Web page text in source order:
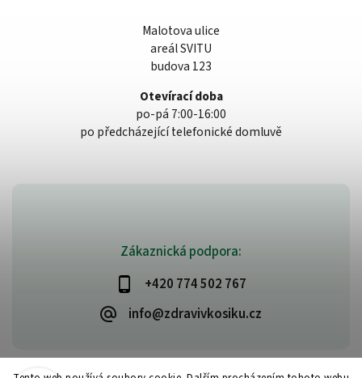
Zákaznická podpora:
+420 774 502 767
info@zdravivkosiku.cz
Malotova ulice
areál SVITU
budova 123
Otevírací doba
po-pá 7:00-16:00
po předcházející telefonické domluvě